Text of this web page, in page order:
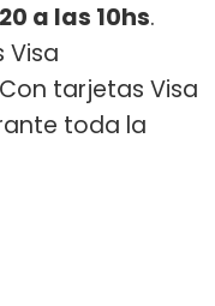
a las 10hs.
Visa
tarjetas Visa
toda la